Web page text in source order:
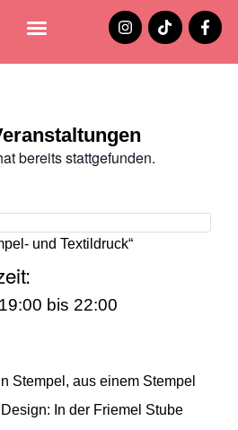
bereits stattgefunden.
und Textildruck“
19:00 bis 22:00
Stempel, aus einem Stempel
In der Friemel Stube